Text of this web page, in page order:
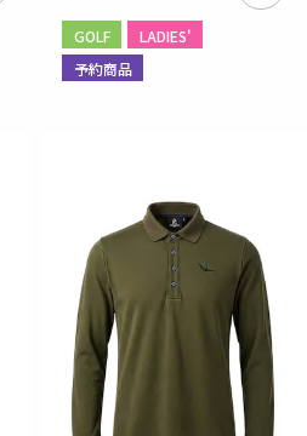
GOLF
LADIES'
予約商品